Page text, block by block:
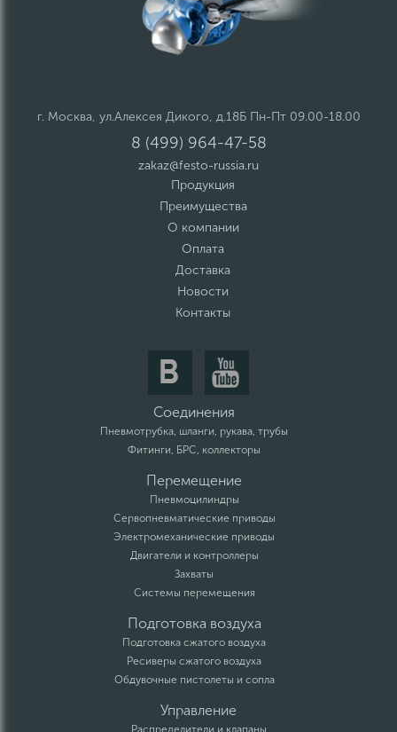
г. Москва, ул.Алексея Дикого, д.18Б Пн-Пт 09.00-18.00
8 (499) 964-47-58
zakaz@festo-russia.ru
Продукция
Преимущества
О компании
Оплата
Доставка
Новости
Контакты
Соединения
Пневмотрубка, шланги, рукава, трубы
Фитинги, БРС, коллекторы
Перемещение
Пневмоцилиндры
Сервопневматические приводы
Электромеханические приводы
Двигатели и контроллеры
Захваты
Системы перемещения
Подготовка воздуха
Подготовка сжатого воздуха
Ресиверы сжатого воздуха
Обдувочные пистолеты и сопла
Управление